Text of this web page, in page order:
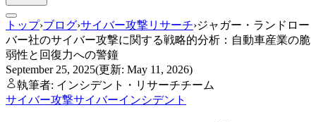
トップ›ブログ›サイバー攻撃リサーチ›ジャガー・ランドロー
バー社のサイバー攻撃に関する戦略的分析：自動車産業の脆
弱性と回復力への警鐘
September 25, 2025(更新: May 11, 2026)
執筆者: インシデント・リサーチチーム
サイバー攻撃サイバーインシデント